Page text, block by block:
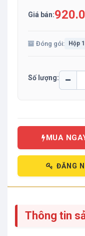
Giá bán:
Đóng gói: Hộp
Số lượng:
MUA
ĐĂNG
Thông tin